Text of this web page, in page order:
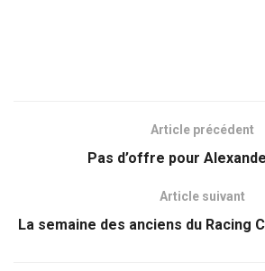
Article précédent
Pas d’offre pour
Article suivant
La semaine des anciens du Racing